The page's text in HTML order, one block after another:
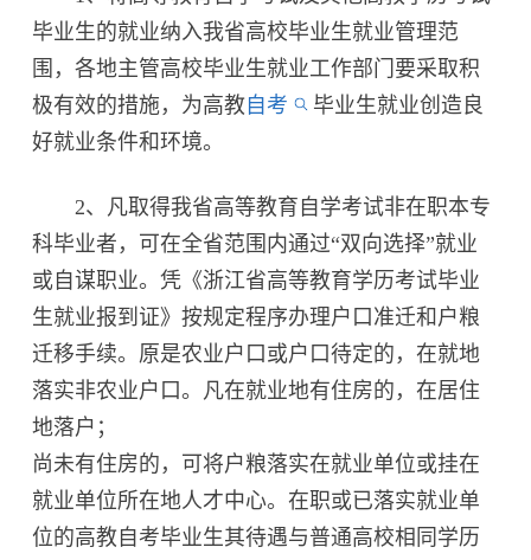
毕业生的就业纳入我省高校毕业生就业管理范
围，各地主管高校毕业生就业工作部门要采取积
极有效的措施，为高教自考
毕业生就业创造良
好就业条件和环境。
2、凡取得我省高等教育自学考试非在职本专
科毕业者，可在全省范围内通过“双向选择”就业
或自谋职业。凭《浙江省高等教育学历考试毕业
生就业报到证》按规定程序办理户口准迁和户粮
迁移手续。原是农业户口或户口待定的，在就地
落实非农业户口。凡在就业地有住房的，在居住
地落户；
尚未有住房的，可将户粮落实在就业单位或挂在
就业单位所在地人才中心。在职或已落实就业单
位的高教自考毕业生其待遇与普通高校相同学历